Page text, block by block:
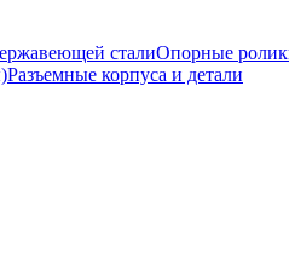
сталиОпорные
Разъемные корпуса и детали